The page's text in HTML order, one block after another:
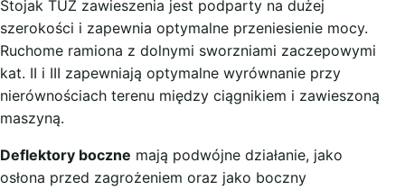
Stojak TUZ zawieszenia jest podparty na dużej
szerokości i zapewnia optymalne przeniesienie mocy.
Ruchome ramiona z dolnymi sworzniami zaczepowymi
kat. II i III zapewniają optymalne wyrównanie przy
nierównościach terenu między ciągnikiem i zawieszoną
maszyną.
Deflektory boczne mają podwójne działanie, jako
osłona przed zagrożeniem oraz jako boczny